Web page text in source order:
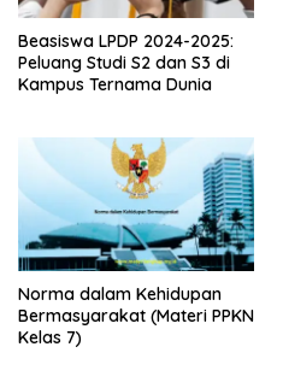
Beasiswa LPDP 2024-2025:
Peluang Studi S2 dan S3 di
Kampus Ternama Dunia
Norma dalam Kehidupan
Bermasyarakat (Materi PPKN
Kelas 7)